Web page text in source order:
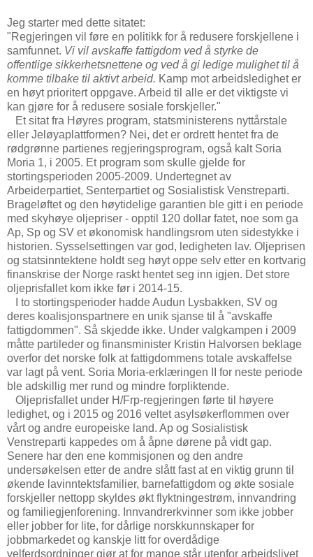
Jeg starter med dette sitatet:
"Regjeringen vil føre en politikk for å redusere forskjellene i
samfunnet. Vi vil avskaffe fattigdom ved å styrke de
offentlige sikkerhetsnettene og ved å gi ledige mulighet til å
komme tilbake til aktivt arbeid. Kamp mot arbeidsledighet er
en høyt prioritert oppgave. Arbeid til alle er det viktigste vi
kan gjøre for å redusere sosiale forskjeller."
Et sitat fra Høyres program, statsministerens nyttårstale
eller Jeløyaplattformen? Nei, det er ordrett hentet fra de
rødgrønne partienes regjeringsprogram, også kalt Soria
Moria 1, i 2005. Et program som skulle gjelde for
stortingsperioden 2005-2009. Undertegnet av
Arbeiderpartiet, Senterpartiet og Sosialistisk Venstreparti.
Brageløftet og den høytidelige garantien ble gitt i en periode
med skyhøye oljepriser - opptil 120 dollar fatet, noe som ga
Ap, Sp og SV et økonomisk handlingsrom uten sidestykke i
historien. Sysselsettingen var god, ledigheten lav. Oljeprisen
og statsinntektene holdt seg høyt oppe selv etter en kortvarig
finanskrise der Norge raskt hentet seg inn igjen. Det store
oljeprisfallet kom ikke før i 2014-15.
I to stortingsperioder hadde Audun Lysbakken, SV og
deres koalisjonspartnere en unik sjanse til å "avskaffe
fattigdommen". Så skjedde ikke. Under valgkampen i 2009
måtte partileder og finansminister Kristin Halvorsen beklage
overfor det norske folk at fattigdommens totale avskaffelse
var lagt på vent. Soria Moria-erklæringen II for neste periode
ble adskillig mer rund og mindre forpliktende.
Oljeprisfallet under H/Frp-regjeringen førte til høyere
ledighet, og i 2015 og 2016 veltet asylsøkerflommen over
vårt og andre europeiske land. Ap og Sosialistisk
Venstreparti kappedes om å åpne dørene på vidt gap.
Senere har den ene kommisjonen og den andre
undersøkelsen etter de andre slått fast at en viktig grunn til
økende lavinntektsfamilier, barnefattigdom og økte sosiale
forskjeller nettopp skyldes økt flyktningestrøm, innvandring
og familiegjenforening. Innvandrerkvinner som ikke jobber
eller jobber for lite, for dårlige norskkunnskaper for
jobbmarkedet og kanskje litt for overdådige
velferdsordninger gjør at for mange står utenfor arbeidslivet